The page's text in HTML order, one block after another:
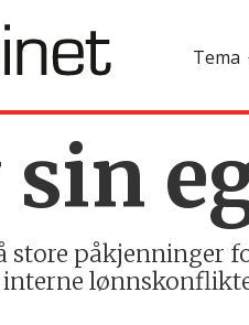
Tema
sin
påkjenninger
interne